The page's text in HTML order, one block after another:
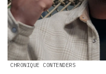
CHRONIQUE CONTENDERS